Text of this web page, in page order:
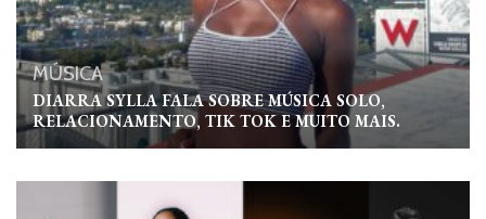
MÚSICA
DIARRA SYLLA FALA SOBRE MÚSICA SOLO,
RELACIONAMENTO, TIK TOK E MUITO MAIS.